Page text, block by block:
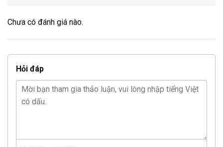
Chưa có đánh giá nào.
Hỏi đáp